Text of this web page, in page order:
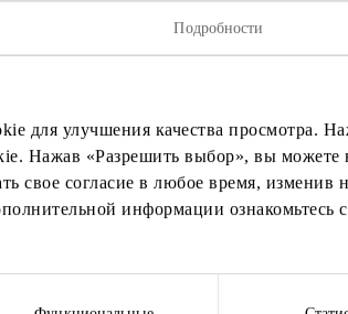
Подробности
для улучшения качества просмотра.
Нажав «Разрешить выбор», вы
свое согласие в любое время, изменив
информации ознакомьтесь
правил поведения ТЦ AKROPOLIS,
своему питомцу с радостью
радости.